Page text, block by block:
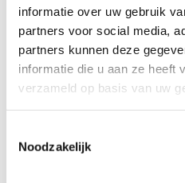
informatie over uw gebruik
partners voor social media,
partners kunnen deze
informatie die u aan ze heeft
verzameld op basis van uw
Noodzakelijk
Wedstrijden
De kinderen spelen
voetbalwedstrijdjes
centraal staan. Samen
Leer coole